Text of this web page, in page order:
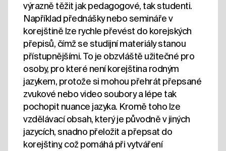
výrazně těžit jak pedagogové, tak studenti.
Například přednášky nebo semináře v
korejštině lze rychle převést do korejských
přepisů, čímž se studijní materiály stanou
přístupnějšími. To je obzvláště užitečné pro
osoby, pro které není korejština rodným
jazykem, protože si mohou přehrát přepsané
zvukové nebo video soubory a lépe tak
pochopit nuance jazyka. Kromě toho lze
vzdělávací obsah, který je původně v jiných
jazycích, snadno přeložit a přepsat do
korejštiny, což pomáhá při vytváření